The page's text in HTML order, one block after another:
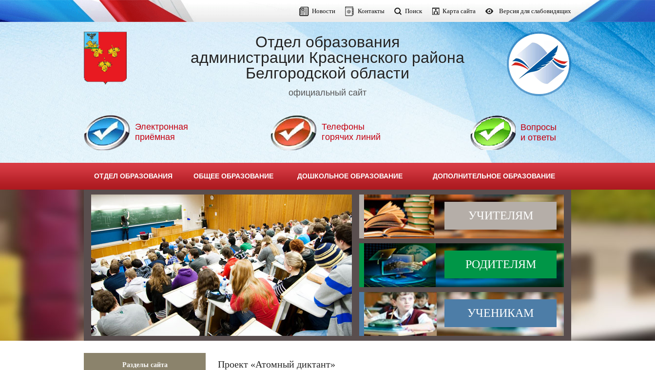
Новости Контакты Поиск Карта сайта Версия для слабовидящих
Отдел образования
администрации Красненского района
Белгородской области
официальный сайт
Электронная
приёмная
Телефоны
горячих линий
Вопросы
и ответы
ОТДЕЛ ОБРАЗОВАНИЯ ОБЩЕЕ ОБРАЗОВАНИЕ ДОШКОЛЬНОЕ ОБРАЗОВАНИЕ ДОПОЛНИТЕЛЬНОЕ ОБРАЗОВАНИЕ
УЧИТЕЛЯМ
РОДИТЕЛЯМ
УЧЕНИКАМ
Разделы сайта Проект «Атомный диктант»